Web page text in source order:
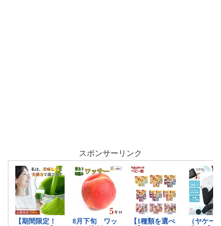
スポンサーリンク